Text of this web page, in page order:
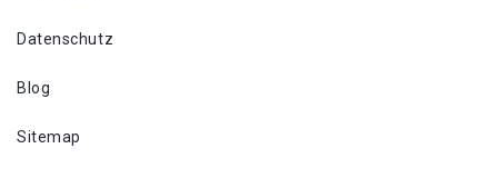
Datenschutz
Blog
Sitemap